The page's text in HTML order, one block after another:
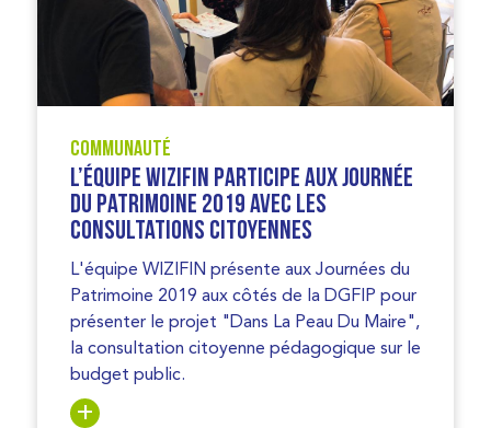
Communauté
L’équipe WIZIFIN participe aux Journée
du Patrimoine 2019 avec les
consultations citoyennes
L'équipe WIZIFIN présente aux Journées du
Patrimoine 2019 aux côtés de la DGFIP pour
présenter le projet "Dans La Peau Du Maire",
la consultation citoyenne pédagogique sur le
budget public.